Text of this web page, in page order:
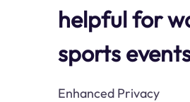
helpful for
sports
Enhanced Privacy